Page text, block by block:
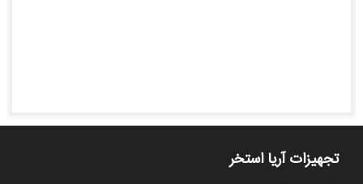
تجهیزات آریا استخر